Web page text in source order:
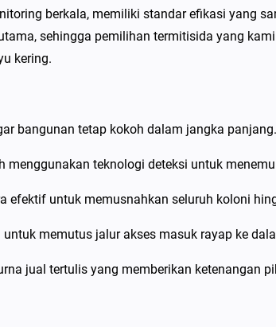
berkala, memiliki standar efikasi yang
sehingga pemilihan termitisida yang
kering.
bangunan tetap kokoh dalam jangka
teknologi deteksi untuk
efektif untuk memusnahkan seluruh koloni
memutus jalur akses masuk rayap ke
jual tertulis yang memberikan ketenangan